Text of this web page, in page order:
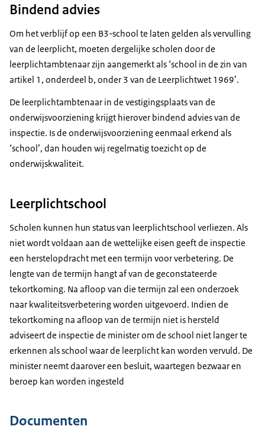
Bindend advies
Om het verblijf op een B3-school te laten gelden als vervulling
van de leerplicht, moeten dergelijke scholen door de
leerplichtambtenaar zijn aangemerkt als ‘school in de zin van
artikel 1, onderdeel b, onder 3 van de Leerplichtwet 1969’.
De leerplichtambtenaar in de vestigingsplaats van de
onderwijsvoorziening krijgt hierover bindend advies van de
inspectie. Is de onderwijsvoorziening eenmaal erkend als
‘school’, dan houden wij regelmatig toezicht op de
onderwijskwaliteit.
Leerplichtschool
Scholen kunnen hun status van leerplichtschool verliezen. Als
niet wordt voldaan aan de wettelijke eisen geeft de inspectie
een herstelopdracht met een termijn voor verbetering. De
lengte van de termijn hangt af van de geconstateerde
tekortkoming. Na afloop van die termijn zal een onderzoek
naar kwaliteitsverbetering worden uitgevoerd. Indien de
tekortkoming na afloop van de termijn niet is hersteld
adviseert de inspectie de minister om de school niet langer te
erkennen als school waar de leerplicht kan worden vervuld. De
minister neemt daarover een besluit, waartegen bezwaar en
beroep kan worden ingesteld
Documenten